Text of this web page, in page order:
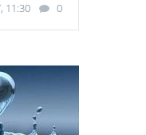
11:30 0